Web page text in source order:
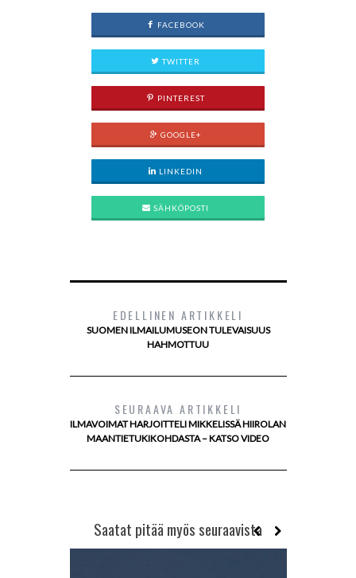
FACEBOOK
TWITTER
PINTEREST
GOOGLE+
LINKEDIN
SÄHKÖPOSTI
EDELLINEN ARTIKKELI
SUOMEN ILMAILUMUSEON TULEVAISUUS
HAHMOTTUU
SEURAAVA ARTIKKELI
ILMAVOIMAT HARJOITTELI MIKKELISSÄ HIIROLAN
MAANTIETUKIKOHDASTA – KATSO VIDEO
Saatat pitää myös seuraavista